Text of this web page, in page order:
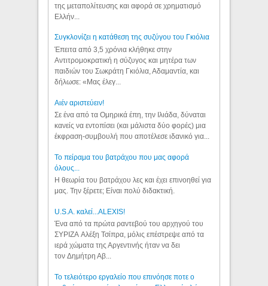
της μεταπολίτευσης και αφορά σε χρηματισμό
Ελλήν...
Συγκλονίζει η κατάθεση της συζύγου του Γκιόλια
Έπειτα από 3,5 χρόνια κλήθηκε στην
Αντιτρομοκρατική η σύζυγος και μητέρα των
παιδιών του Σωκράτη Γκιόλια, Αδαμαντία, και
δήλωσε: «Μας έλεγ...
Aιέν αριστεύειν!
Σε ένα από τα Ομηρικά έπη, την Ιλιάδα, δύναται
κανείς να εντοπίσει (και μάλιστα δύο φορές) μια
έκφραση-συμβουλή που αποτέλεσε ιδανικό για...
Το πείραμα του βατράχου που μας αφορά
όλους...
Η θεωρία του βατράχου λες και έχει επινοηθεί για
μας. Την ξέρετε; Είναι πολύ διδακτική.
U.S.A. καλεί...ALEXIS!
Ένα από τα πρώτα ραντεβού του αρχηγού του
ΣΥΡΙΖΑ Αλέξη Τσίπρα, μόλις επέστρεψε από τα
ιερά χώματα της Αργεντινής ήταν να δει
τον Δημήτρη Αβ...
Το τελειότερο εργαλείο που επινόησε ποτε ο